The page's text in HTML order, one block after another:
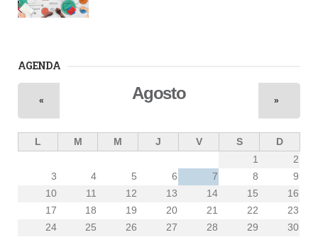
AGENDA
Agosto
« »
L M M J V S
D
1
2
3
4 5 6 7 8
9
10
11 12 13 14 15
16
17
18 19 20 21 22
23
24
25 26 27 28 29
30